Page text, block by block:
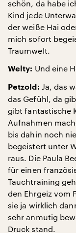
schön, da habe
Kind jede
der weiße Hai
mich sofort
Traumwelt.
Welty: Und eine
Petzold: Ja, das
das Gefühl, da
gibt fantastische
Aufnahmen
bis dahin noch
begeistert unter
raus. Die Paula
für einen
Tauchtraining
den Ehrgeiz vom
sie ja wirklich
sehr anmutig
Druck stand.